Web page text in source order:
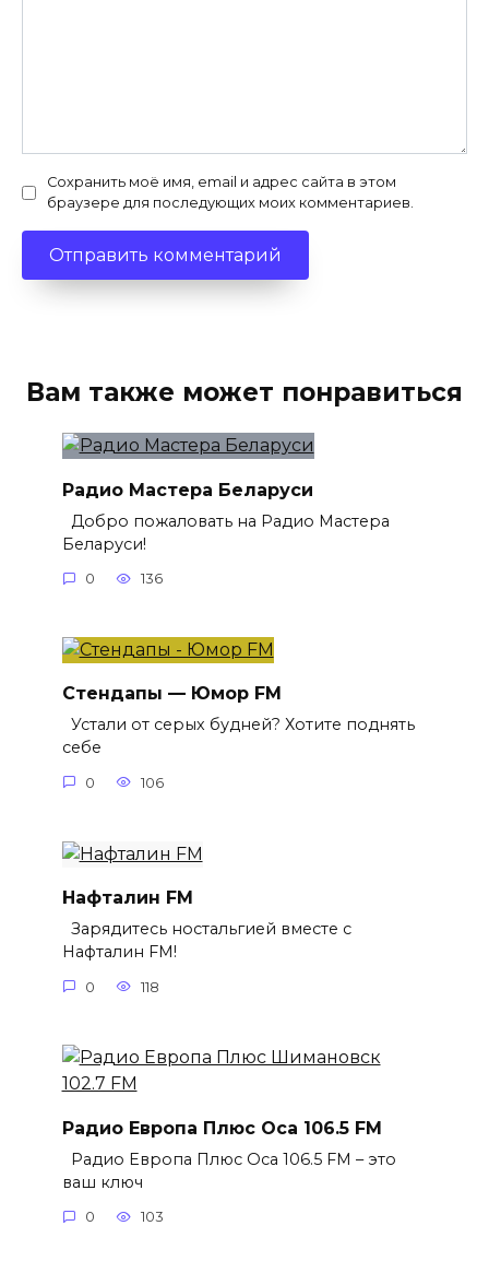
Сохранить моё имя, email и адрес сайта в этом
браузере для последующих моих комментариев.
Вам также может понравиться
Радио Мастера Беларуси
Добро пожаловать на Радио Мастера
Беларуси!
0 136
Стендапы — Юмор FM
Устали от серых будней? Хотите поднять
себе
0 106
Нафталин FM
Зарядитесь ностальгией вместе с
Нафталин FM!
0 118
Радио Европа Плюс Оса 106.5 FM
Радио Европа Плюс Оса 106.5 FM – это
ваш ключ
0 103